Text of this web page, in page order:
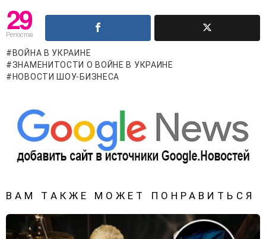
29
Репостов
ВОЙНА В УКРАИНЕ
ЗНАМЕНИТОСТИ О ВОЙНЕ В УКРАИНЕ
НОВОСТИ ШОУ-БИЗНЕСА
ВАМ ТАКЖЕ МОЖЕТ ПОНРАВИТЬСЯ